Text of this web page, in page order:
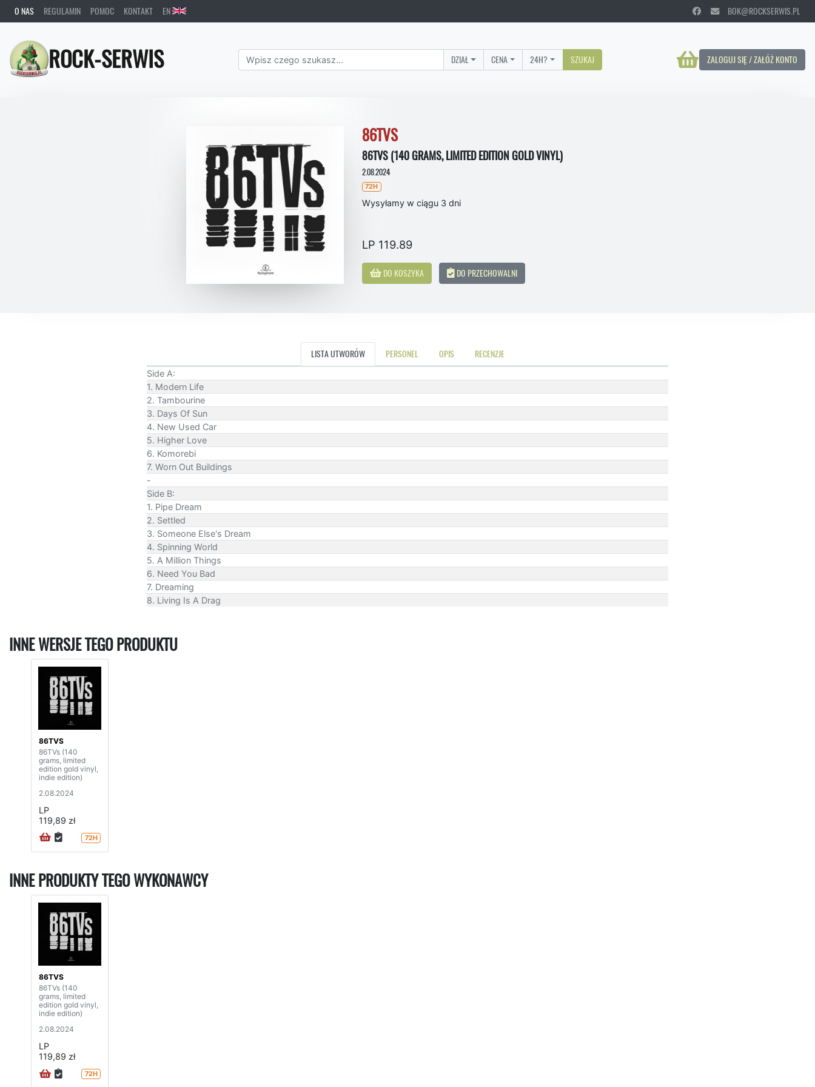
O NAS REGULAMIN POMOC KONTAKT EN BOK@ROCKSERWIS.PL
ROCK-SERWIS ZALOGUJ SIĘ / ZAŁÓŻ KONTO
DZIAŁ CENA 24H? SZUKAJ
86TVS
86TVS (140 GRAMS, LIMITED EDITION GOLD VINYL)
2.08.2024
72H
Wysyłamy w ciągu 3 dni
LP 119.89
DO KOSZYKA DO PRZECHOWALNI
LISTA UTWORÓW PERSONEL OPIS RECENZJE
Side A:
1. Modern Life
2. Tambourine
3. Days Of Sun
4. New Used Car
5. Higher Love
6. Komorebi
7. Worn Out Buildings
-
Side B:
1. Pipe Dream
2. Settled
3. Someone Else's Dream
4. Spinning World
5. A Million Things
6. Need You Bad
7. Dreaming
8. Living Is A Drag
INNE WERSJE TEGO PRODUKTU
86TVS
86TVs (140
grams, limited
edition gold vinyl,
indie edition)
2.08.2024
LP
119,89 zł
72H
INNE PRODUKTY TEGO WYKONAWCY
86TVS
86TVs (140
grams, limited
edition gold vinyl,
indie edition)
2.08.2024
LP
119,89 zł
72H